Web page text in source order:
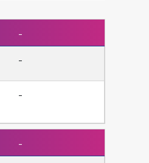
-
-
-
-